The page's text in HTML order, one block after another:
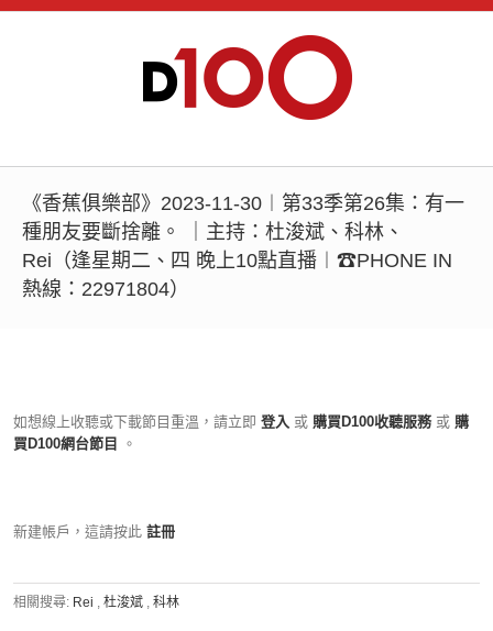
《香蕉俱樂部》2023-11-30︱第33季第26集：有一
種朋友要斷捨離。 ｜主持：杜浚斌、科林、
Rei（逢星期二、四 晚上10點直播︱☎PHONE IN
熱線：22971804）
如想線上收聽或下載節目重溫，請立即 登入 或 購買D100收聽服務 或 購
買D100網台節目
。
新建帳戶，這請按此 註冊
相關搜尋: Rei , 杜浚斌 , 科林